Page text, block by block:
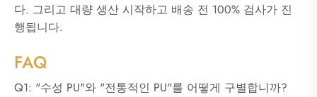
다. 그리고 대량 생산 시작하고 배송 전 100% 검사가 진
행됩니다.
FAQ
Q1: "수성 PU"와 "전통적인 PU"를 어떻게 구별합니까?